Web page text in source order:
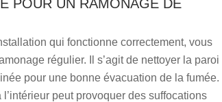
POUR UN RAMONAGE DE
qui fonctionne correctement, vous
régulier. Il s’agit de nettoyer la paroi
pour une bonne évacuation de la fumée.
l’intérieur peut provoquer des suffocations